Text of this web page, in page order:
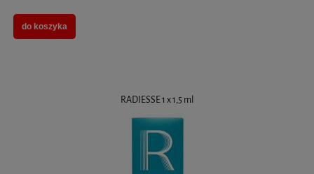
do koszyka
RADIESSE 1 x 1,5 ml